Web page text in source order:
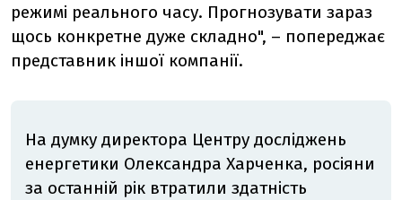
режимі реального часу. Прогнозувати зараз
щось конкретне дуже складно", – попереджає
представник іншої компанії.
На думку директора Центру досліджень
енергетики Олександра Харченка, росіяни
за останній рік втратили здатність